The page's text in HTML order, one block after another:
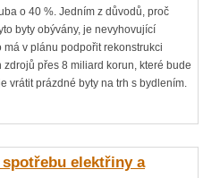
o 40 %. Jedním z důvodů, proč
byty obývány, je nevyhovující
v plánu podpořit rekonstrukci
přes 8 miliard korun, které bude
vrátit prázdné byty na trh s bydlením.
elektřiny a